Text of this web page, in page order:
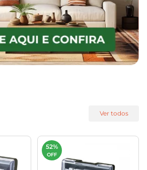
Ver todos
52%
OFF